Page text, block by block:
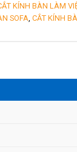
KÍNH BÀN LÀM
SOFA CẮT KÍNH